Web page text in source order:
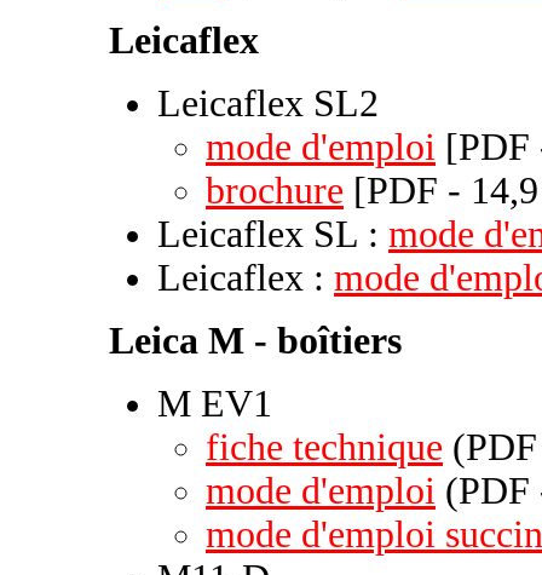
Leicaflex
Leicaflex SL2
mode d'emploi [PDF
brochure [PDF -
Leicaflex SL : mode
Leicaflex : mode
Leica M - boîtiers
M EV1
fiche technique
mode d'emploi (PDF
mode d'emploi